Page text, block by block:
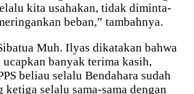
kita usahakan, tidak diminta-
beban,” tambahnya.
Muh. Ilyas dikatakan bahwa
banyak terima kasih,
beliau selalu Bendahara sudah
selalu sama-sama dengan